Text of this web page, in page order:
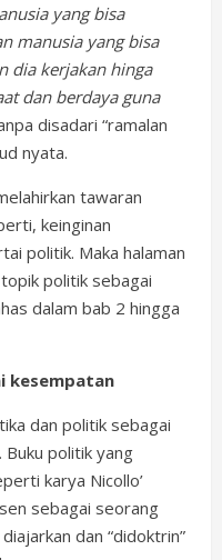
yang bisa
manusia yang bisa
dia kerjakan hinga
dan berdaya guna
disadari “ramalan
nyata.
tawaran
keinginan
politik. Maka halaman
politik sebagai
dalam bab 2 hingga
kesempatan
dan politik sebagai
politik yang
karya Nicollo’
sebagai seorang
dan “didoktrin”